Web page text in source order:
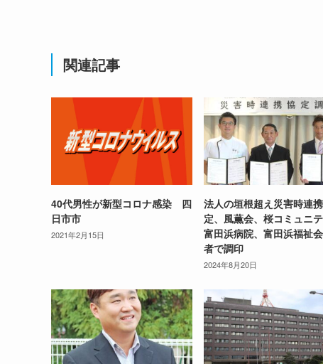
関連記事
40代男性が新型コロナ感染 四
日市市
2021年2月15日
法人の垣根超え災害時連
定、風薫会、桜コミュニテ
富田浜病院、富田浜福祉
者で調印
2024年8月20日